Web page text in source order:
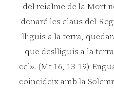
del reialme de la Mort
donaré les claus del
lliguis a la terra,
que deslliguis a la
cel». (Mt 16, 13-19)
coincideix amb la